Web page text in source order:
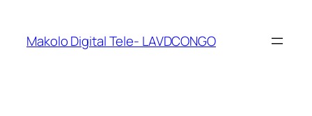
Makolo Digital Tele- LAVDCONGO